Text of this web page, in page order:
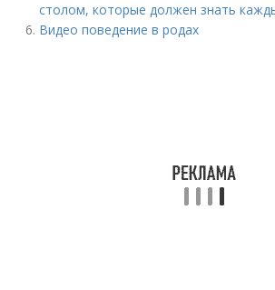
столом, которые должен знать
Видео поведение в родах